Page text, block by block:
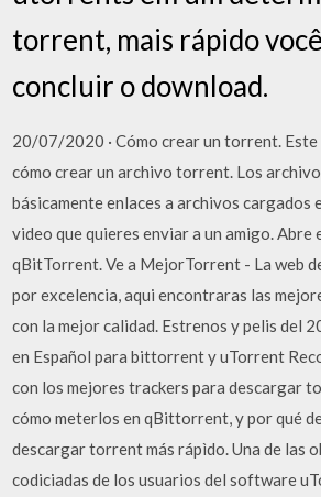
torrent, mais rápido
concluir o download.
20/07/2020 · Cómo crear un torrent.
cómo crear un archivo torrent. Los
básicamente enlaces a archivos cargados
video que quieres enviar a un amigo. Abre
qBitTorrent. Ve a MejorTorrent - La web
por excelencia, aqui encontraras las
con la mejor calidad. Estrenos y pelis del
en Español para bittorrent y uTorrent
con los mejores trackers para descargar
cómo meterlos en qBittorrent, y por qué
descargar torrent más rápìdo. Una de las
codiciadas de los usuarios del software